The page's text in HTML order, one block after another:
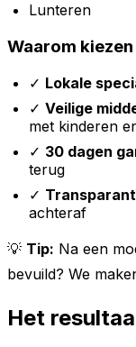
Lunteren
Waarom
✓ Lokale
✓ Veilige
met kinderen
✓ 30 dagen
terug
✓
achteraf
💡 Tip: Na een
bevuild? We
Het